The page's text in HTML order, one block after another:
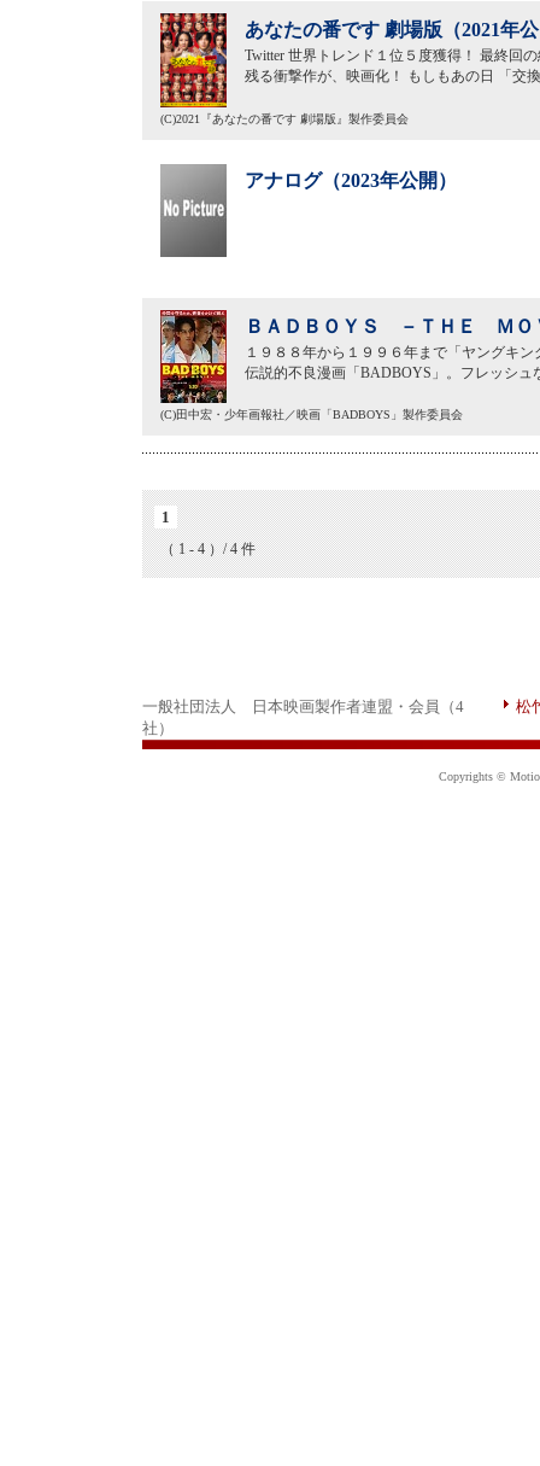
あなたの番です 劇場版（2021年
Twitter 世界トレンド１位５度獲得！ 最終回
残る衝撃作が、映画化！ もしもあの日 「交
(C)2021『あなたの番です 劇場版』製作委員会
アナログ（2023年公開）
ＢＡＤＢＯＹＳ －ＴＨＥ ＭＯ
１９８８年から１９９６年まで「ヤングキ
伝説的不良漫画「BADBOYS」。フレッシ
(C)田中宏・少年画報社／映画「BADBOYS」製作委員会
1
（ 1 - 4 ）/ 4 件
一般社団法人 日本映画製作者連盟・会員（4
社）
松
Copyrights ©